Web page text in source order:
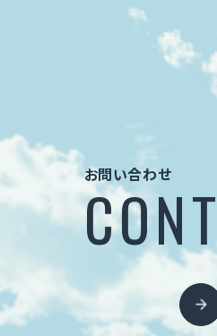
お問い合わせ
お問い合わせ